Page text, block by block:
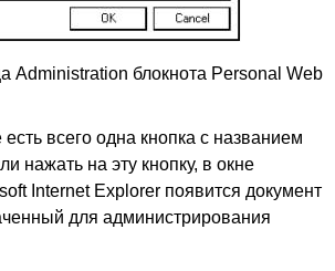
Administration блокнота Personal Web
всего одна кнопка с названием
нажать на эту кнопку, в окне
Internet Explorer появится документ
для администрирования